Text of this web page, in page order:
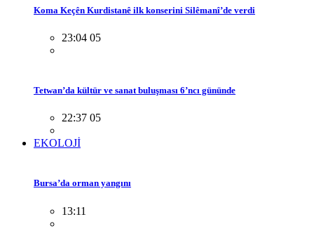
Koma Keçên Kurdistanê ilk konserini Silêmanî’de verdi
23:04 05
Tetwan’da kültür ve sanat buluşması 6’ncı gününde
22:37 05
EKOLOJİ
Bursa’da orman yangını
13:11